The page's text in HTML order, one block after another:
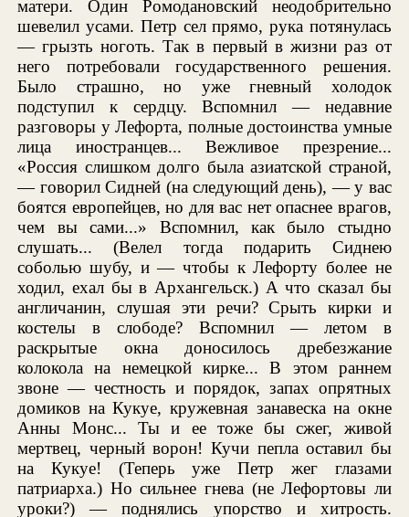
матери. Один Ромодановский неодобрительно
шевелил усами. Петр сел прямо, рука потянулась
— грызть ноготь. Так в первый в жизни раз от
него потребовали государственного решения.
Было страшно, но уже гневный холодок
подступил к сердцу. Вспомнил — недавние
разговоры у Лефорта, полные достоинства умные
лица иностранцев... Вежливое презрение...
«Россия слишком долго была азиатской страной,
— говорил Сидней (на следующий день), — у вас
боятся европейцев, но для вас нет опаснее врагов,
чем вы сами...» Вспомнил, как было стыдно
слушать... (Велел тогда подарить Сиднею
соболью шубу, и — чтобы к Лефорту более не
ходил, ехал бы в Архангельск.) А что сказал бы
англичанин, слушая эти речи? Срыть кирки и
костелы в слободе? Вспомнил — летом в
раскрытые окна доносилось дребезжание
колокола на немецкой кирке... В этом раннем
звоне — честность и порядок, запах опрятных
домиков на Кукуе, кружевная занавеска на окне
Анны Монс... Ты и ее тоже бы сжег, живой
мертвец, черный ворон! Кучи пепла оставил бы
на Кукуе! (Теперь уже Петр жег глазами
патриарха.) Но сильнее гнева (не Лефортовы ли
уроки?) — поднялись упорство и хитрость.